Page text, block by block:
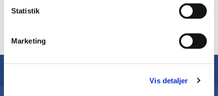
Statistik
Marketing
Vis detaljer